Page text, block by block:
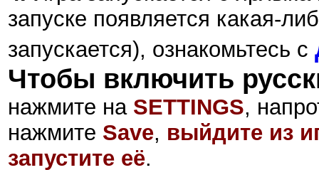
запуске появляется какая-
запускается), ознакомьтесь с
Чтобы включить
нажмите на SETTINGS,
нажмите Save, выйдите из
запустите её.